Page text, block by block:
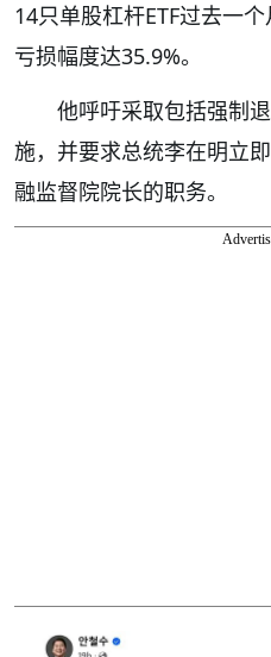
14只单股杠杆ETF过去一
亏损幅度达35.9%。
他呼吁采取包括强制
施，并要求总统李在明立
融监督院院长的职务。